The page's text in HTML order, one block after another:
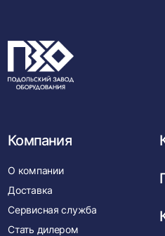
Компания
О компании
Доставка
Сервисная служба
Стать дилером